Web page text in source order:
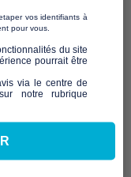
vos identifiants à
pour vous.
du site
pourrait être
via le centre de
notre rubrique